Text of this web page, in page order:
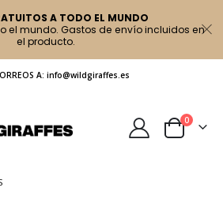
A TODO EL MUNDO
el mundo. Gastos de envío incluidos en
el producto.
A: info@wildgiraffes.es
Cart
0artículos